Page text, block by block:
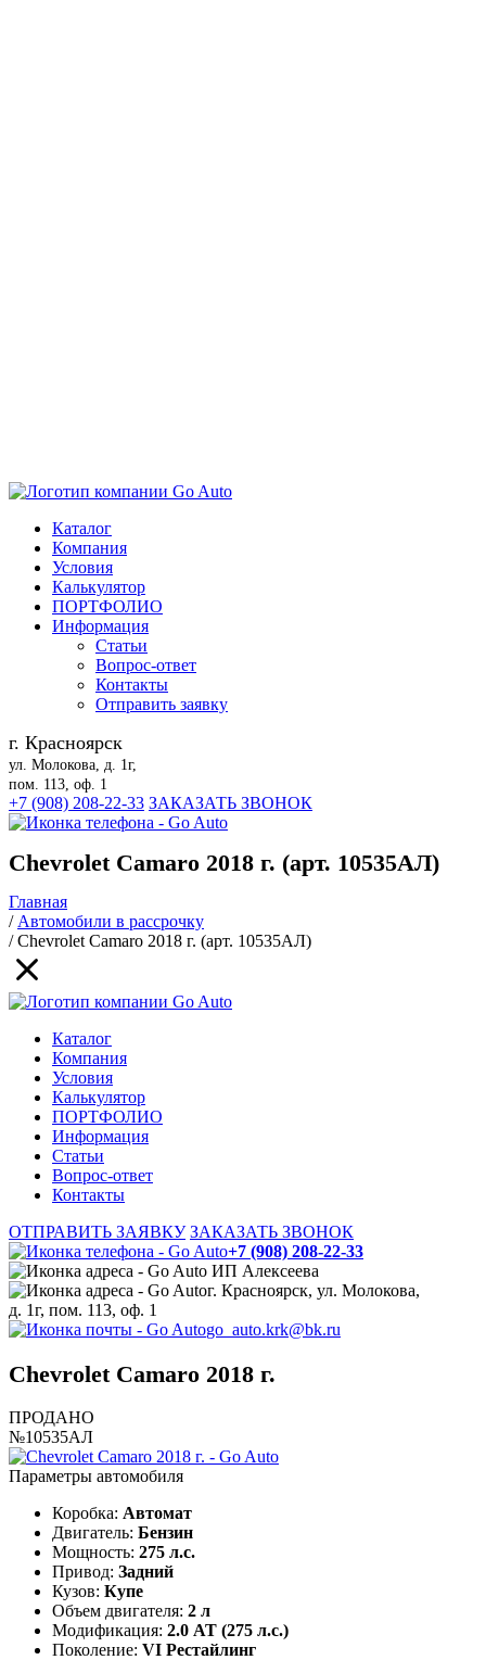
Каталог
Компания
Условия
Калькулятор
ПОРТФОЛИО
Информация
Статьи
Вопрос-ответ
Контакты
Отправить заявку
г. Красноярск
ул. Молокова, д. 1г,
пом. 113, оф. 1
+7 (908) 208-22-33 ЗАКАЗАТЬ ЗВОНОК
Chevrolet Camaro 2018 г. (арт. 10535АЛ)
Главная
/Автомобили в рассрочку
/Chevrolet Camaro 2018 г. (арт. 10535АЛ)
Каталог
Компания
Условия
Калькулятор
ПОРТФОЛИО
Информация
Статьи
Вопрос-ответ
Контакты
ОТПРАВИТЬ ЗАЯВКУ ЗАКАЗАТЬ ЗВОНОК
+7 (908) 208-22-33
ИП Алексеева
г. Красноярск, ул. Молокова,
д. 1г, пом. 113, оф. 1
go_auto.krk@bk.ru
Chevrolet Camaro 2018 г.
ПРОДАНО
№10535АЛ
Параметры автомобиля
Коробка: Автомат
Двигатель: Бензин
Мощность: 275 л.с.
Привод: Задний
Кузов: Купе
Объем двигателя: 2 л
Модификация: 2.0 AT (275 л.с.)
Поколение: VI Рестайлинг